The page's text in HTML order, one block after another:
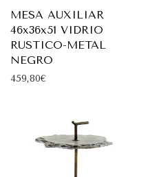
MESA AUXILIAR
46x36x51 VIDRIO
RUSTICO-METAL
NEGRO
459,80€